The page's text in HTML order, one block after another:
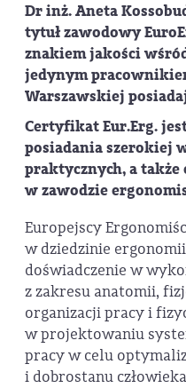
Dr inż. Aneta
tytuł zawodowy
znakiem jakości
jedynym
Warszawskiej
Certyfikat Eur.Erg.
posiadania szerokiej
praktycznych, a także
w zawodzie
Europejscy
w dziedzinie
doświadczenie w
z zakresu anatomii,
organizacji pracy i
w projektowaniu
pracy w celu
i dobrostanu